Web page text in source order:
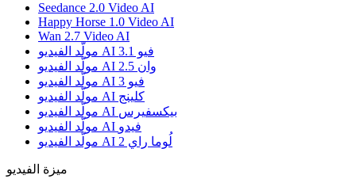
Seedance 2.0 Video AI
Happy Horse 1.0 Video AI
Wan 2.7 Video AI
مولّد الفيديو AI فيو 3.1
مولّد الفيديو AI وان 2.5
مولّد الفيديو AI فيو 3
مولّد الفيديو AI كلينج
مولّد الفيديو AI بيكسفيرس
مولّد الفيديو AI فيدو
مولّد الفيديو AI لُوما راي 2
ميزة الفيديو